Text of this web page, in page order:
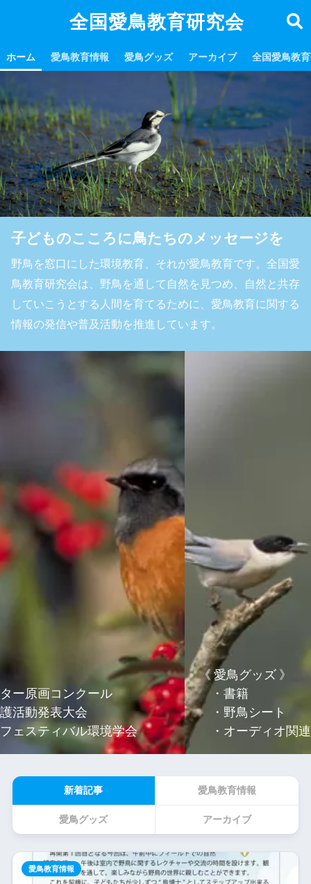
全国愛鳥教育研究会
ホーム 愛鳥教育情報 愛鳥グッズ アーカイブ 全国愛鳥教
子どものこころに鳥たちのメッセージを
野鳥を窓口にした環境教育、それが愛鳥教育です。全国愛
鳥教育研究会は、野鳥を通して自然を見つめ、自然と共存
していこうとする人間を育てるために、愛鳥教育に関する
情報の発信や普及活動を推進しています。
《 愛鳥グッズ 》
・書籍
・野鳥シート
・オーディオ関連
新着記事 愛鳥教育情報
愛鳥グッズ アーカイブ
愛鳥教育情報